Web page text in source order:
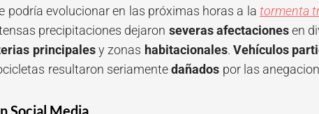
podría evolucionar en las próximas horas a la tormenta
precipitaciones dejaron severas afectacionesen
principalesy zonas habitacionales. Vehículos
resultaron seriamentedañados por las
Social Media